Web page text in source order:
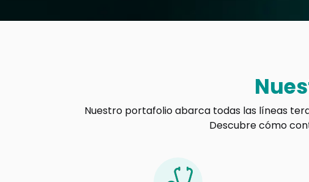
Nuestro portafolio abarca todas las líneas
Descubre cómo